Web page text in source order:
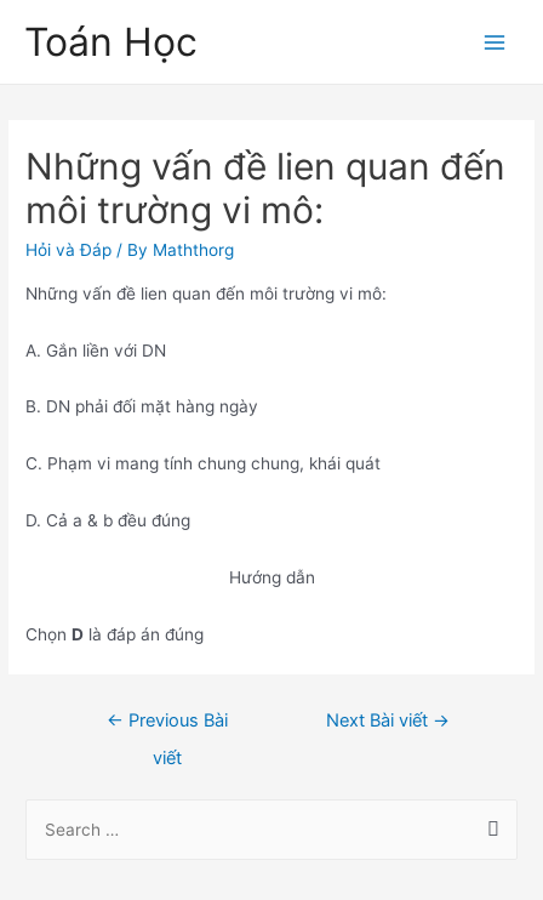
Toán Học
Những vấn đề lien quan đến
môi trường vi mô:
Hỏi và Đáp / By Maththorg
Những vấn đề lien quan đến môi trường vi mô:
A. Gắn liền với DN
B. DN phải đối mặt hàng ngày
C. Phạm vi mang tính chung chung, khái quát
D. Cả a & b đều đúng
Hướng dẫn
ChọnD là đáp án đúng
← Previous Bài
viết
Next Bài viết →